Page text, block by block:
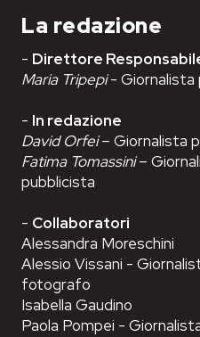
La redazione
- Direttore
Maria Tripepi-
- In redazione
David Orfei– Giornalista
Fatima Tomassini–
pubblicista
- Collaboratori
Alessandra Moreschini
Alessio Vissani -
fotografo
Isabella Gaudino
Paola Pompei -